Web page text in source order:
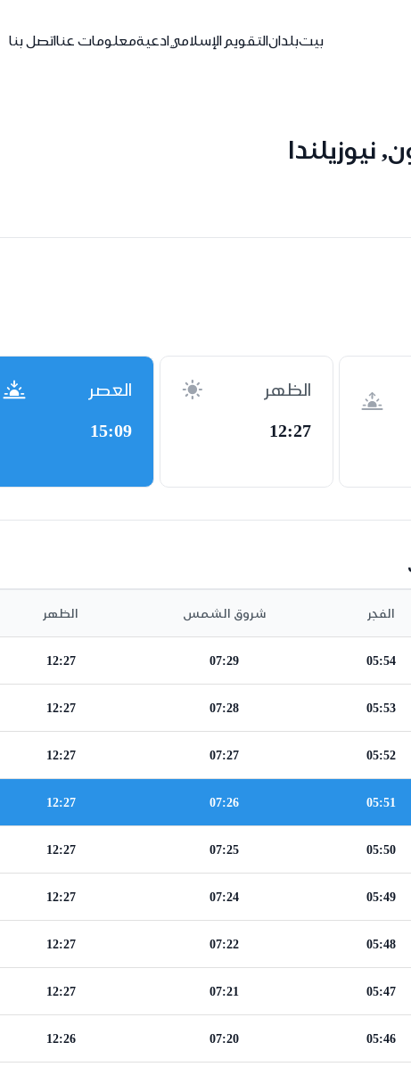
بيتبلدانالتقويم الإسلاميادعيةمعلومات عنااتصل بنا
نيوزيلندا
الظهر
12:27
العصر
15:09
الفجر شروق الشمس الظهر
05:54
07:29
12:27
05:53
07:28
12:27
05:52
07:27
12:27
05:51
07:26
12:27
05:50
07:25
12:27
05:49
07:24
12:27
05:48
07:22
12:27
05:47
07:21
12:27
05:46
07:20
12:26